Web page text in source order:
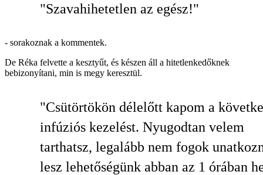
"Szavahihetetlen az egész!"
- sorakoznak a kommentek.
De Réka felvette a kesztyűt, és készen áll a hitetlenkedőknek
bebizonyítani, min is megy keresztül.
"Csütörtökön délelőtt kapom a
infúziós kezelést. Nyugodtan velem
tarthatsz, legalább nem fogok
lesz lehetőségünk abban az 1 órában